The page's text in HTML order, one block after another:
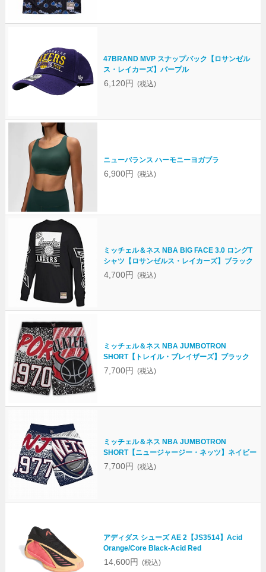
47BRAND MVP スナップバック【ロサンゼル
ス・レイカーズ】パープル
6,120円 (税込)
ニューバランス ハーモニーヨガブラ
6,900円 (税込)
ミッチェル＆ネス NBA BIG FACE 3.0 ロングT
シャツ【ロサンゼルス・レイカーズ】ブラック
4,700円 (税込)
ミッチェル＆ネス NBA JUMBOTRON
SHORT【トレイル・ブレイザーズ】ブラック
7,700円 (税込)
ミッチェル＆ネス NBA JUMBOTRON
SHORT【ニュージャージー・ネッツ】ネイビー
7,700円 (税込)
アディダス シューズ AE 2【JS3514】Acid
Orange/Core Black-Acid Red
14,600円 (税込)